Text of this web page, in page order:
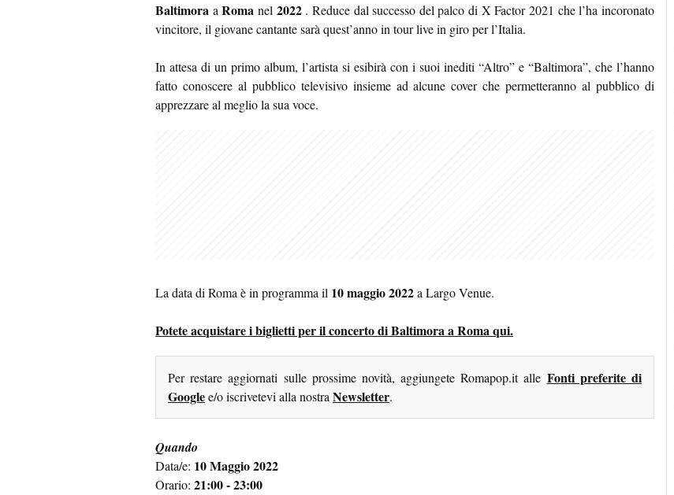
Baltimora aRoma nel 2022 . Reduce dal successo del palco di X Factor 2021 che l’ha incoronato
vincitore, il giovane cantante sarà quest’anno in tour live in giro per l’Italia.
In attesa di un primo album, l’artista si esibirà con i suoi inediti “Altro” e “Baltimora”, che l’hanno
fatto conoscere al pubblico televisivo insieme ad alcune cover che permetteranno al pubblico di
apprezzare al meglio la sua voce.
La data di Roma è in programma il 10 maggio 2022a Largo Venue.
Potete acquistare i biglietti per il concerto di Baltimora a Roma qui.
Per restare aggiornati sulle prossime novità, aggiungete Romapop.it alle Fonti preferite di
Googlee/o iscrivetevi alla nostraNewsletter.
Quando
Data/e: 10 Maggio 2022
Orario: 21:00 - 23:00